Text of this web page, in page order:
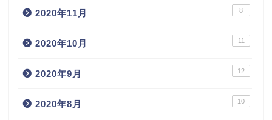
2020年11月 8
2020年10月 11
2020年9月 12
2020年8月 10